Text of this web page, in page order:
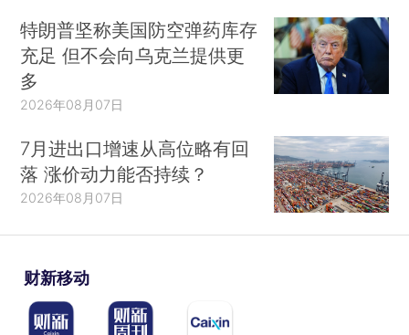
特朗普坚称美国防空弹药库存
充足 但不会向乌克兰提供更
多
2026年08月07日
7月进出口增速从高位略有回
落 涨价动力能否持续？
2026年08月07日
财新移动